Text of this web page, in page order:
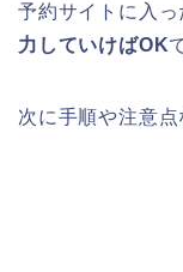
予約サイトに入
力していけばOK
次に手順や注意点